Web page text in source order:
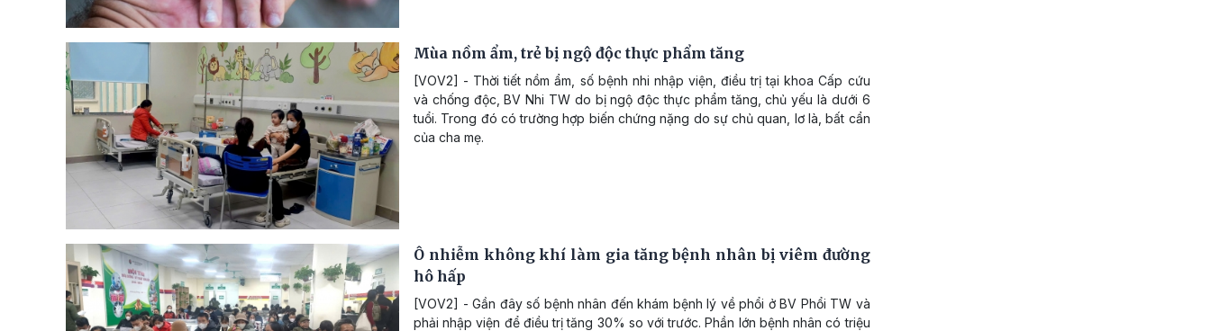
Mùa nồm ẩm, trẻ bị ngộ độc thực phẩm tăng
[VOV2] - Thời tiết nồm ẩm, số bệnh nhi nhập viện, điều trị tại khoa Cấp cứu
và chống độc, BV Nhi TW do bị ngộ độc thực phẩm tăng, chủ yếu là dưới 6
tuổi. Trong đó có trường hợp biến chứng nặng do sự chủ quan, lơ là, bất cẩn
của cha mẹ.
Ô nhiễm không khí làm gia tăng bệnh nhân bị viêm đường
hô hấp
[VOV2] - Gần đây số bệnh nhân đến khám bệnh lý về phổi ở BV Phổi TW và
phải nhập viện để điều trị tăng 30% so với trước. Phần lớn bệnh nhân có triệu